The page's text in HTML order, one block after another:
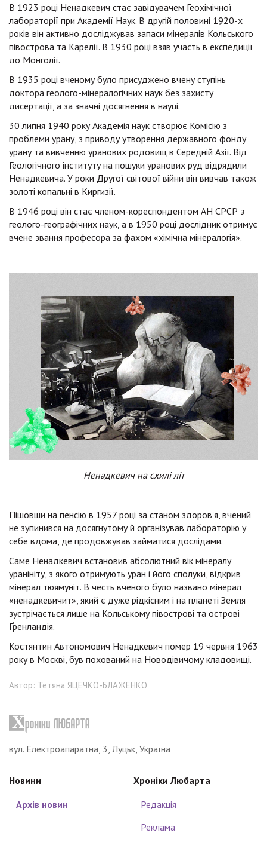
В 1923 році Ненадкевич стає завідувачем Геохімічної
лабораторії при Академії Наук. В другій половині 1920-х
років він активно досліджував запаси мінералів Кольського
півострова та Карелії. В 1930 році взяв участь в експедиції
до Монголії.
В 1935 році вченому було присуджено вчену ступінь
доктора геолого-мінералогічних наук без захисту
дисертації, а за значні досягнення в науці.
30 липня 1940 року Академія наук створює Комісію з
проблеми урану, з приводу утворення державного фонду
урану та вивченню уранових родовищ в Середній Азії. Від
Геологічного інституту на пошуки уранових руд відрядили
Ненадкевича. У роки Другої світової війни він вивчав також
золоті копальні в Киргизії.
В 1946 році він стає членом-кореспондентом АН СРСР з
геолого-географічних наук, а в 1950 році дослідник отримує
вчене звання професора за фахом «хімічна мінералогія».
Ненадкевич на схилі літ
Пішовши на пенсію в 1957 році за станом здоров'я, вчений
не зупинився на досягнутому й організував лабораторію у
себе вдома, де продовжував займатися дослідами.
Саме Ненадкевич встановив абсолютний вік мінералу
уранініту, з якого отримують уран і його сполуки, відкрив
мінерал тюямуніт. В честь вченого було названо мінерал
«ненадкевичит», який є дуже рідкісним і на планеті Земля
зустрічається лише на Кольському півострові та острові
Ґренландія.
Костянтин Автономович Ненадкевич помер 19 червня 1963
року в Москві, був похований на Новодівичому кладовищі.
Автор: Тетяна ЯЦЕЧКО-БЛАЖЕНКО
вул. Електроапаратна, 3, Луцьк, Україна
Новини
Архів новин
Хроніки Любарта
Редакція
Реклама